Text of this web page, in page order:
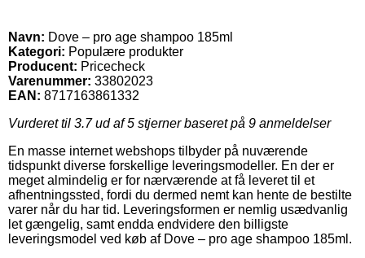
Navn: Dove – pro age shampoo 185ml
Kategori: Populære produkter
Producent: Pricecheck
Varenummer: 33802023
EAN: 8717163861332
Vurderet til 3.7ud af 5 stjerner baseret på 9 anmeldelser
En masse internet webshops tilbyder på nuværende
tidspunkt diverse forskellige leveringsmodeller. En der er
meget almindelig er for nærværende at få leveret til et
afhentningssted, fordi du dermed nemt kan hente de bestilte
varer når du har tid. Leveringsformen er nemlig usædvanlig
let gængelig, samt endda endvidere den billigste
leveringsmodel ved køb af Dove – pro age shampoo 185ml.